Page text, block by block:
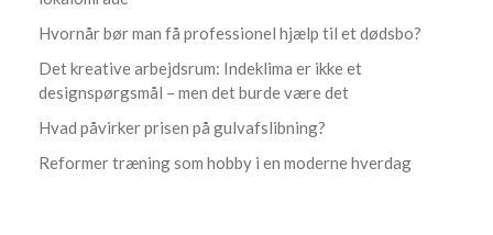
Hvornår bør man få professionel hjælp til et dødsbo?
Det kreative arbejdsrum: Indeklima er ikke et
designspørgsmål – men det burde være det
Hvad påvirker prisen på gulvafslibning?
Reformer træning som hobby i en moderne hverdag